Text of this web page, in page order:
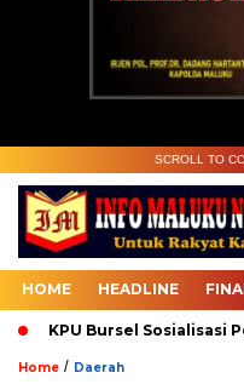
SCROLL TO
HOME HEADLINE
KPU Bursel Sosialisasi
Home / Daerah